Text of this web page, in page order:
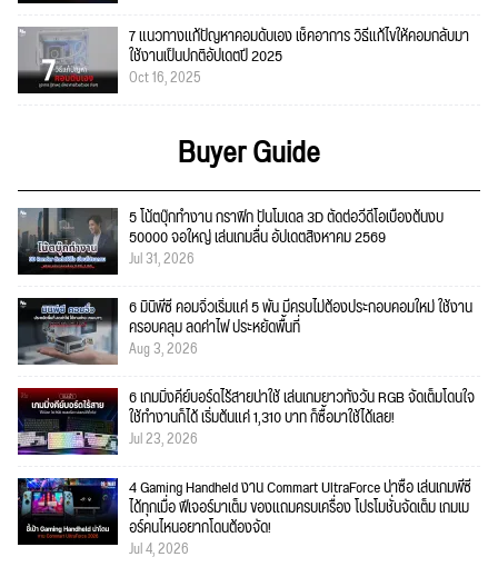
7 แนวทางแก้ปัญหาคอมดับเอง เช็คอาการ วิธีแก้ไขให้คอมกลับมา
ใช้งานเป็นปกติอัปเดตปี 2025
Oct 16, 2025
Buyer Guide
5 โน้ตบุ๊กทำงาน กราฟิก ปั้นโมเดล 3D ตัดต่อวีดีโอเบื้องต้นงบ
50000 จอใหญ่ เล่นเกมลื่น อัปเดตสิงหาคม 2569
Jul 31, 2026
6 มินิพีซี คอมจิ๋วเริ่มแค่ 5 พัน มีครบไม่ต้องประกอบคอมใหม่ ใช้งาน
ครอบคลุม ลดค่าไฟ ประหยัดพื้นที่
Aug 3, 2026
6 เกมมิ่งคีย์บอร์ดไร้สายน่าใช้ เล่นเกมยาวทั้งวัน RGB จัดเต็มโดนใจ
ใช้ทำงานก็ได้ เริ่มต้นแค่ 1,310 บาท ก็ซื้อมาใช้ได้เลย!
Jul 23, 2026
4 Gaming Handheld งาน Commart UltraForce น่าซื้อ เล่นเกมพีซี
ได้ทุกเมื่อ ฟีเจอร์มาเต็ม ของแถมครบเครื่อง โปรโมชั่นจัดเต็ม เกมเม
อร์คนไหนอยากโดนต้องจัด!
Jul 4, 2026